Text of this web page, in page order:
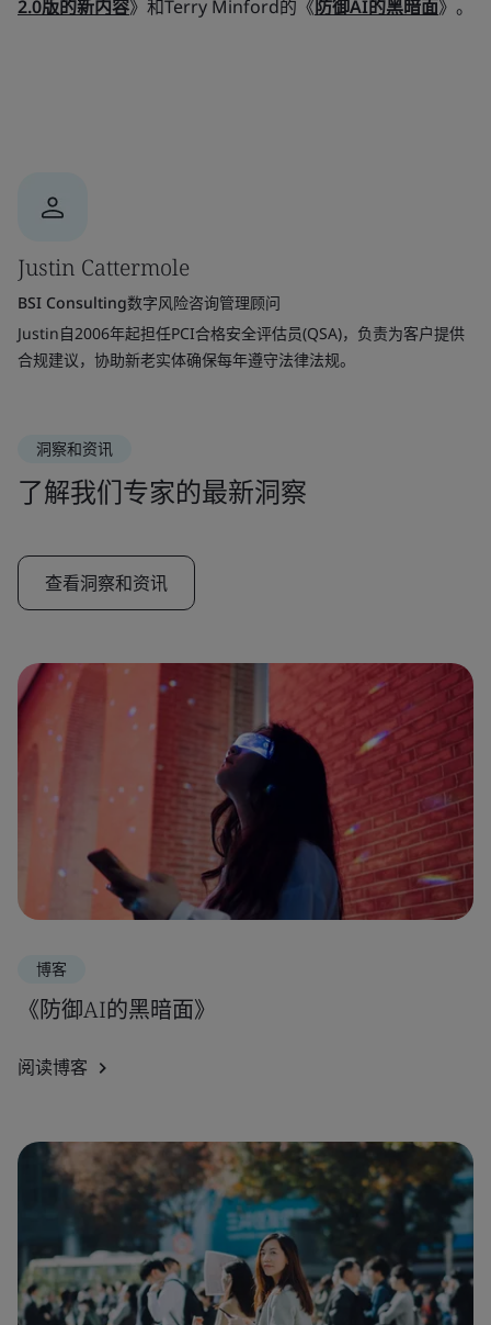
2.0版的新内容》和Terry Minford的《防御AI的黑暗面》。
Justin Cattermole
BSI Consulting数字风险咨询管理顾问
Justin自2006年起担任PCI合格安全评估员(QSA)，负责为客户提供
合规建议，协助新老实体确保每年遵守法律法规。
洞察和资讯
了解我们专家的最新洞察
查看洞察和资讯
博客
《防御AI的黑暗面》
阅读博客